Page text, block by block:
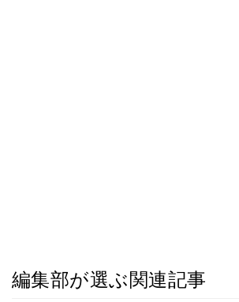
編集部が選ぶ関連記事